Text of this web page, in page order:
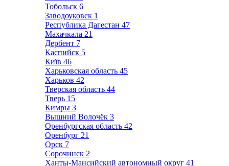
Тобольск 6
Заводоуковск 1
Республика Дагестан 47
Махачкала 21
Дербент 7
Каспийск 5
Київ 46
Харьковская область 45
Харьков 42
Тверская область 44
Тверь 15
Кимры 3
Вышний Волочёк 3
Оренбургская область 42
Оренбург 21
Орск 7
Сорочинск 2
Ханты-Мансийский автономный округ 41